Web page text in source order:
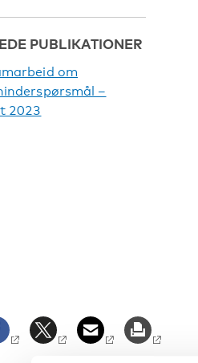
PUBLIKATIONER
om
–
2023